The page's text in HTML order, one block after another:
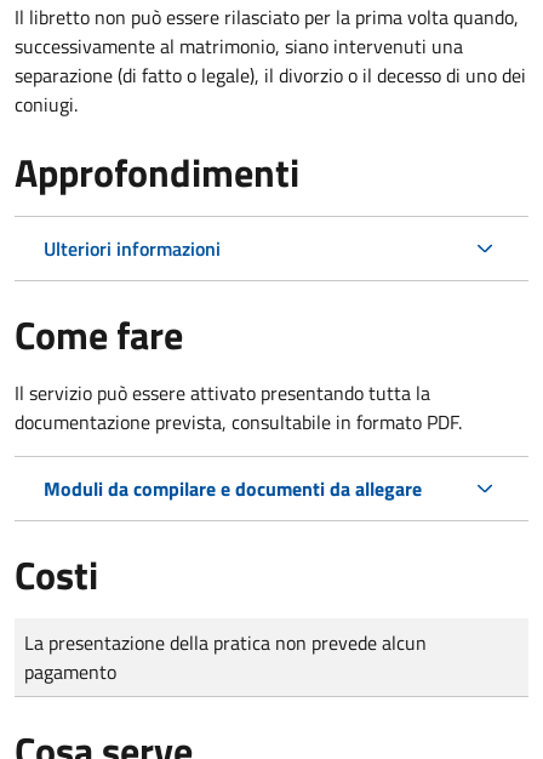
Il libretto non può essere rilasciato per la prima volta quando,
successivamente al matrimonio, siano intervenuti una
separazione (di fatto o legale), il divorzio o il decesso di uno dei
coniugi.
Approfondimenti
Ulteriori informazioni
Come fare
Il servizio può essere attivato presentando tutta la
documentazione prevista, consultabile in formato PDF.
Moduli da compilare e documenti da allegare
Costi
Tipo di pagamento
Importo
La presentazione della pratica non prevede alcun
pagamento